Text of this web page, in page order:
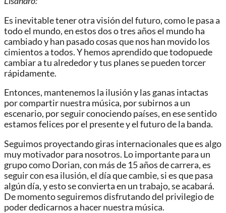
Es inevitable tener otra visión del futuro, como le pasa a
todo el mundo, en estos dos o tres años el mundo ha
cambiado y han pasado cosas que nos han movido los
cimientos a todos. Y hemos aprendido que todopuede
cambiar a tu alrededor y tus planes se pueden torcer
rápidamente.
Entonces, mantenemos la ilusión y las ganas intactas
por compartir nuestra música, por subirnos a un
escenario, por seguir conociendo países, en ese sentido
estamos felices por el presente y el futuro de la banda.
Seguimos proyectando giras internacionales que es algo
muy motivador para nosotros. Lo importante para un
grupo como Dorian, con más de 15 años de carrera, es
seguir con esa ilusión, el día que cambie, si es que pasa
algún día, y esto se convierta en un trabajo, se acabará.
De momento seguiremos disfrutando del privilegio de
poder dedicarnos a hacer nuestra música.